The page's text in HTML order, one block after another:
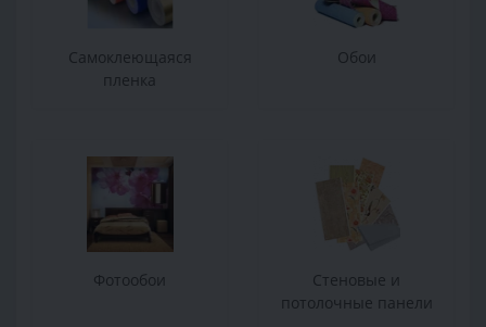
Самоклеющаяся
пленка
Обои
Фотообои
Стеновые и
потолочные панели